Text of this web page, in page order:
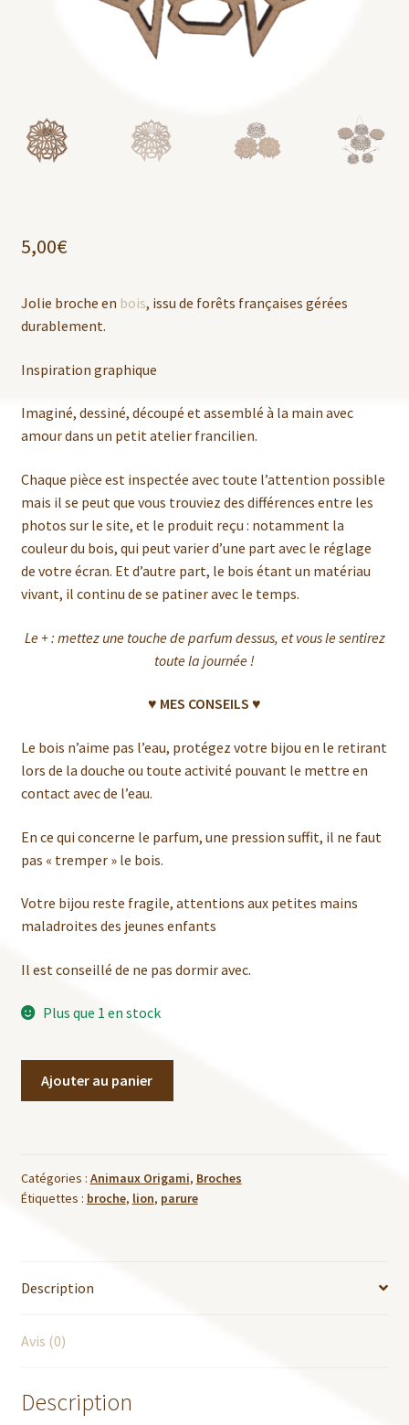
5,00€
Jolie broche en bois, issu de forêts françaises gérées
durablement.
Inspiration graphique
Imaginé, dessiné, découpé et assemblé à la main avec
amour dans un petit atelier francilien.
Chaque pièce est inspectée avec toute l’attention possible
mais il se peut que vous trouviez des différences entre les
photos sur le site, et le produit reçu : notamment la
couleur du bois, qui peut varier d’une part avec le réglage
de votre écran. Et d’autre part, le bois étant un matériau
vivant, il continu de se patiner avec le temps.
Le + : mettez une touche de parfum dessus, et vous le sentirez
toute la journée !
♥ MES CONSEILS ♥
Le bois n’aime pas l’eau, protégez votre bijou en le retirant
lors de la douche ou toute activité pouvant le mettre en
contact avec de l’eau.
En ce qui concerne le parfum, une pression suffit, il ne faut
pas « tremper » le bois.
Votre bijou reste fragile, attentions aux petites mains
maladroites des jeunes enfants
Il est conseillé de ne pas dormir avec.
Plus que 1 en stock
Lion
-
Ajouter au panier
Catégories : Animaux Origami, Broches
Étiquettes : broche, lion, parure
Description
Avis (0)
Description